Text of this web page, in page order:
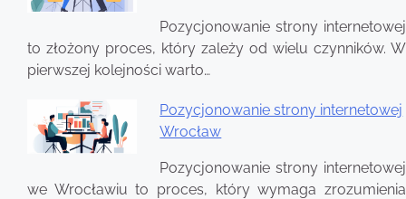
Pozycjonowanie strony internetowej
to złożony proces, który zależy od wielu czynników. W
pierwszej kolejności warto…
Pozycjonowanie strony internetowej
Wrocław
Pozycjonowanie strony internetowej
we Wrocławiu to proces, który wymaga zrozumienia